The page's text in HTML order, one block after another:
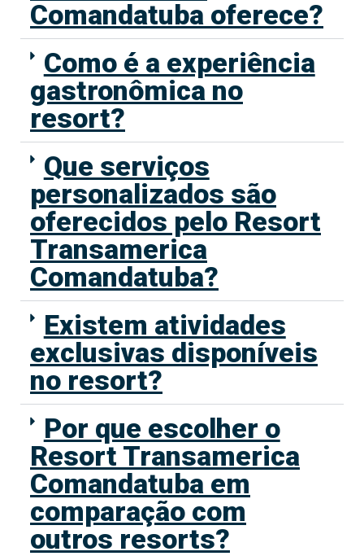
Comandatuba oferece?
Como é a experiência
gastronômica no
resort?
Que serviços
personalizados são
oferecidos pelo Resort
Transamerica
Comandatuba?
Existem atividades
exclusivas disponíveis
no resort?
Por que escolher o
Resort Transamerica
Comandatuba em
comparação com
outros resorts?